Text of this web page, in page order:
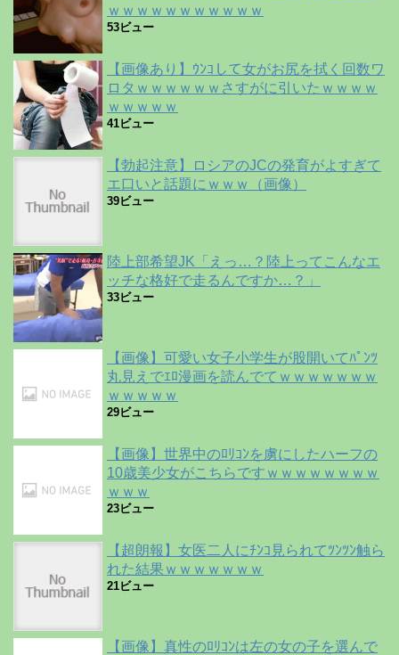
ｗｗｗｗｗｗｗｗｗｗｗ
53ビュー
【画像あり】ｳﾝｺして女がお尻を拭く回数ワ
ロタｗｗｗｗｗｗさすがに引いたｗｗｗｗ
ｗｗｗｗｗ
41ビュー
【勃起注意】ロシアのJCの発育がよすぎて
エ口いと話題にｗｗｗ（画像）
39ビュー
陸上部希望JK「えっ…？陸上ってこんなエ
ッチな格好で走るんですか…？」
33ビュー
【画像】可愛い女子小学生が股開いてﾊﾟﾝﾂ
丸見えでｴﾛ漫画を読んでてｗｗｗｗｗｗｗ
ｗｗｗｗｗ
29ビュー
【画像】世界中のﾛﾘｺﾝを虜にしたハーフの
10歳美少女がこちらですｗｗｗｗｗｗｗｗ
ｗｗｗ
23ビュー
【超朗報】女医二人にﾁﾝｺ見られてﾂﾝﾂﾝ触ら
れた結果ｗｗｗｗｗｗｗ
21ビュー
【画像】真性のﾛﾘｺﾝは左の女の子を選んで